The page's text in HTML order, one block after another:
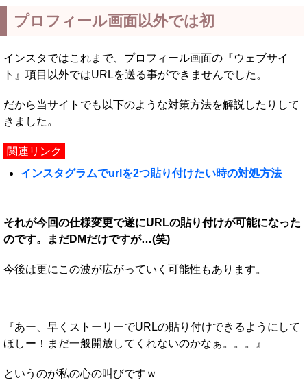
プロフィール画面以外では初
インスタではこれまで、プロフィール画面の『ウェブサイ
ト』項目以外ではURLを送る事ができませんでした。
だから当サイトでも以下のような対策方法を解説したりして
きました。
関連リンク
インスタグラムでurlを2つ貼り付けたい時の対処方法
それが今回の仕様変更で遂にURLの貼り付けが可能になった
のです。まだDMだけですが…(笑)
今後は更にこの波が広がっていく可能性もあります。
『あー、早くストーリーでURLの貼り付けできるようにして
ほしー！まだ一般開放してくれないのかなぁ。。。』
というのが私の心の叫びですｗ